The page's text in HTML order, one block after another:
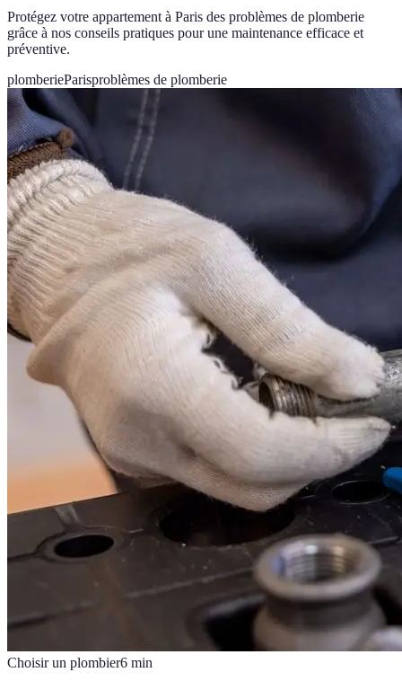
Protégez votre appartement à Paris des problèmes de plomberie
grâce à nos conseils pratiques pour une maintenance efficace et
préventive.
plomberieParisproblèmes de plomberie
Choisir un plombier6 min